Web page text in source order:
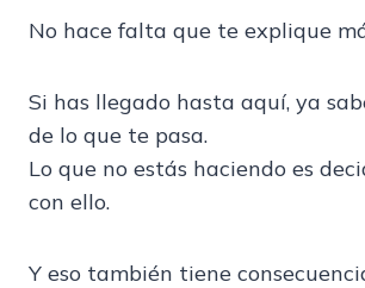
No hace falta que te explique
Si has llegado hasta aquí, ya
de lo que te pasa.
Lo que no estás haciendo es
con ello.
Y eso también tiene